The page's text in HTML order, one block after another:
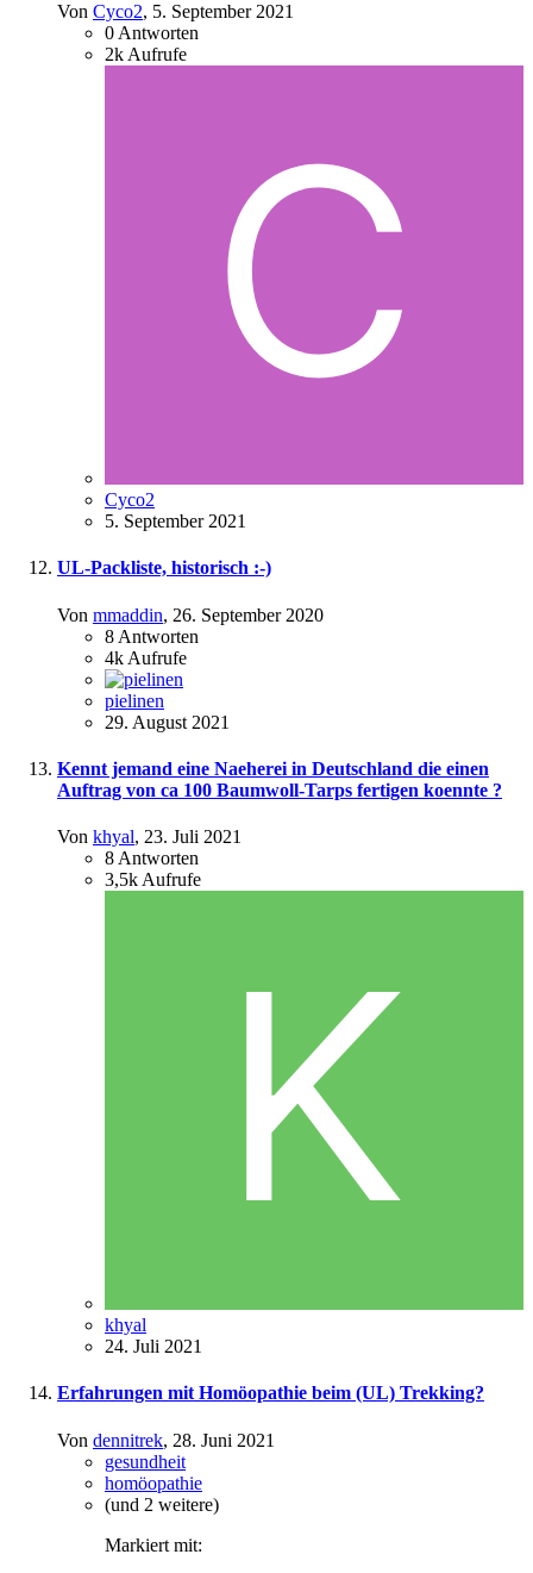
Von Cyco2, 5. September 2021
0 Antworten
2k Aufrufe
Cyco2
5. September 2021
UL-Packliste, historisch :-)
Von mmaddin, 26. September 2020
8 Antworten
4k Aufrufe
pielinen
29. August 2021
Kennt jemand eine Naeherei in Deutschland die einen
Auftrag von ca 100 Baumwoll-Tarps fertigen koennte ?
Von khyal, 23. Juli 2021
8 Antworten
3,5k Aufrufe
khyal
24. Juli 2021
Erfahrungen mit Homöopathie beim (UL) Trekking?
Von dennitrek, 28. Juni 2021
gesundheit
homöopathie
(und 2 weitere)
Markiert mit: